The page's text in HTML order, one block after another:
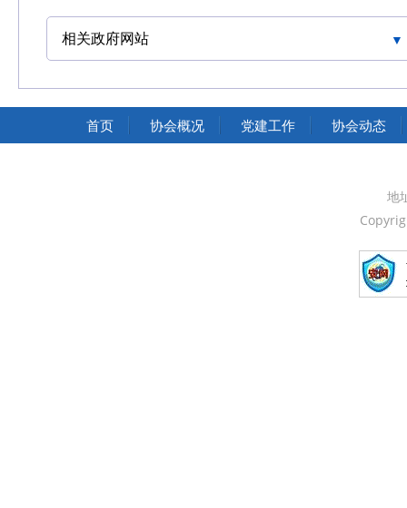
相关政府网站
中国交通运输协会官网
首页 协会概况 党建工作 协会动态
地